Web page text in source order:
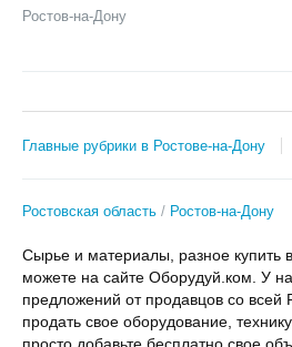
Ростов-на-Дону
Главные рубрики в Ростове-на-Дону
Ростовская область Ростов-на-Дону
Сырье и материалы, разное купить
можете на сайте Оборудуй.ком. У
предложений от продавцов со всей
продать свое оборудование,
просто добавьте бесплатно свое